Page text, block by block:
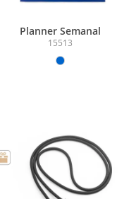
Planner Semanal
15513